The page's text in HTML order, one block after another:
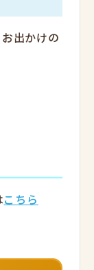
出かけの
こちら